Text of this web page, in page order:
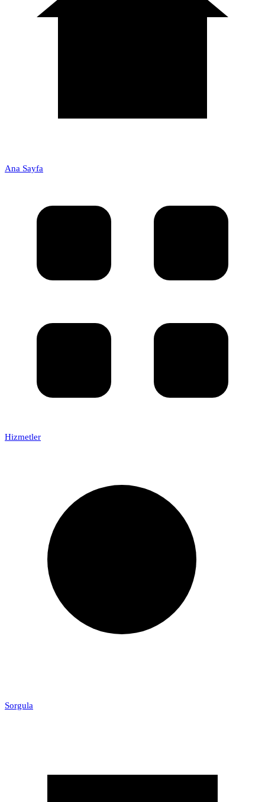
Ana Sayfa
Hizmetler
Sorgula